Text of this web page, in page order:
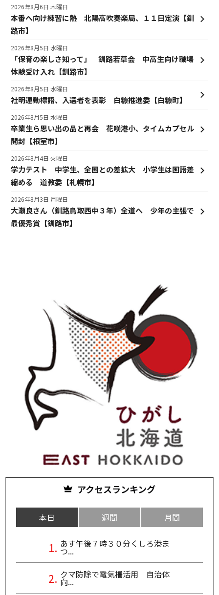
本番へ向け練習に熱 北陽高吹奏楽局、１１日定演【釧
路市】
2026年8月6日 木曜日
「保育の楽しさ知って」 釧路若草会 中高生向け職場
体験受け入れ【釧路市】
2026年8月5日 水曜日
社明運動標語、入選者を表彰 白糠推進委【白糠町】
2026年8月5日 水曜日
卒業生ら思い出の品と再会 花咲港小、タイムカプセル
開封【根室市】
2026年8月5日 水曜日
学力テスト 中学生、全国との差拡大 小学生は国語差
縮める 道教委【札幌市】
2026年8月4日 火曜日
大瀬良さん（釧路鳥取西中３年）全道へ 少年の主張で
最優秀賞【釧路市】
2026年8月3日 月曜日
アクセスランキング
本日 週間 月間
あす午後７時３０分くしろ港ま
つ...
クマ防除で電気柵活用 自治体
向...